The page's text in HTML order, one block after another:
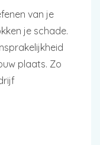
van je
je schade.
plaats. Zo